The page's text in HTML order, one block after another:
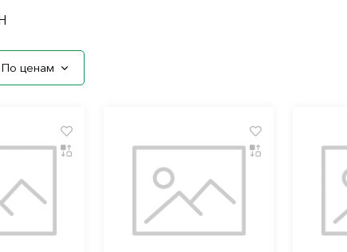
По ценам